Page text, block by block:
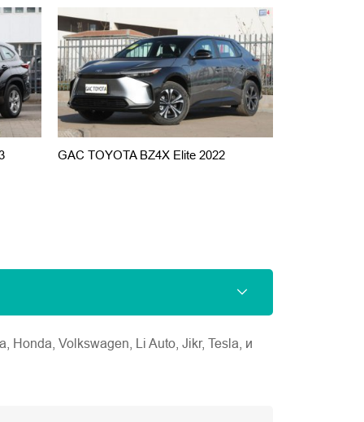
GAC TOYOTA BZ4X Elite 2022
Honda, Volkswagen, Li Auto, Jikr, Tesla, и